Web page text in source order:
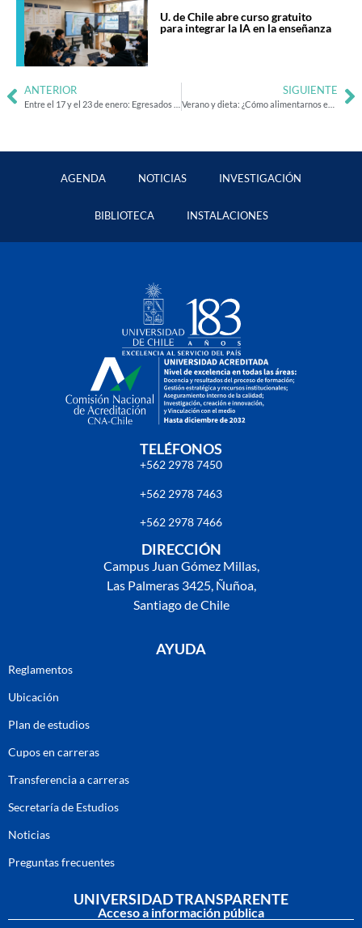
U. de Chile abre curso gratuito
para integrar la IA en la enseñanza
ANTERIOR SIGUIENTE
Verano y dieta: ¿Cómo alimentarnos en las vacaciones sin caer en excesos?
AGENDA NOTICIAS INVESTIGACIÓN
BIBLIOTECA INSTALACIONES
TELÉFONOS
+562 2978 7450
+562 2978 7463
+562 2978 7466
DIRECCIÓN
Campus Juan Gómez Millas,
Las Palmeras 3425, Ñuñoa,
Santiago de Chile
AYUDA
Reglamentos
Ubicación
Plan de estudios
Cupos en carreras
Transferencia a carreras
Secretaría de Estudios
Noticias
Preguntas frecuentes
UNIVERSIDAD TRANSPARENTE
Acceso a información pública